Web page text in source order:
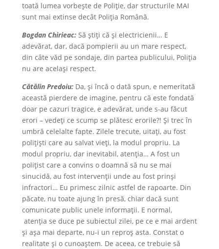
toată lumea vorbește de Poliție, dar structurile MAI
sunt mai extinse decât Poliţia Română.
Bogdan Chirieac:Să ştiţi că şi electricienii… E
adevărat, dar, dacă pompierii au un mare respect,
din câte văd pe sondaje, din partea publicului, Poliția
nu are același respect.
Cătălin Predoiu:Da, şi încă o dată spun, e nemeritată
această pierdere de imagine, pentru că este fondată
doar pe cazuri tragice, e adevărat, unde s-au făcut
erori – vedeţi ce scump se plătesc erorile?! Şi trec în
umbră celelalte fapte. Zilele trecute, uitați, au fost
polițiști care au salvat vieți, la modul propriu. La
modul propriu, dar inevitabil, atenția… A fost un
polițist care a convins o doamnă să nu se mai
sinucidă, au fost intervenții unde au fost prinși
infractori… Eu primesc zilnic astfel de rapoarte. Din
păcate, nu toate ajung în presă, chiar dacă sunt
comunicate public unele informații. E normal,
atenția se duce pe subiectul zilei, pe ce e mai ardent
și așa mai departe, nu-i un reproș asta. Constat o
realitate și o cunoaștem. De aceea, ce trebuie să